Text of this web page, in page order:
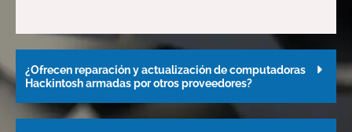
¿Ofrecen reparación y actualización de computadoras
Hackintosh armadas por otros proveedores?